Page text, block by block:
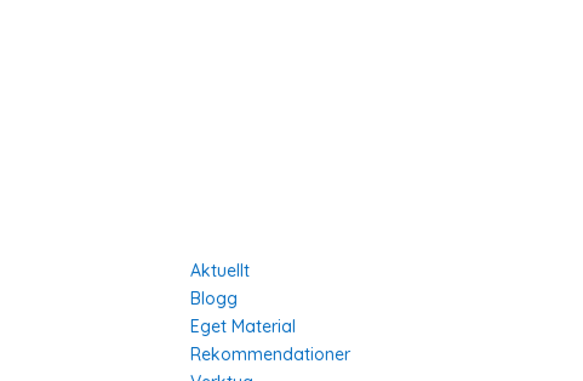
Aktuellt
Blogg
Eget Material
Rekommendationer